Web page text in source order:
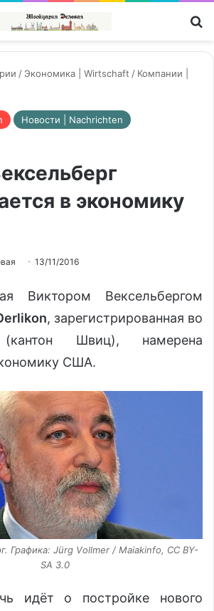
/ Экономика | Wirtschaft / Компании |
Новости | Nachrichten
в экономику
13/11/2016
Виктором Вексельбергом
, зарегистрированная во
(кантон Швиц), намерена
США.
Графика: Jürg Vоllmer / Maiаkinfo, CC BY-
SA 3.0
идёт о постройке нового